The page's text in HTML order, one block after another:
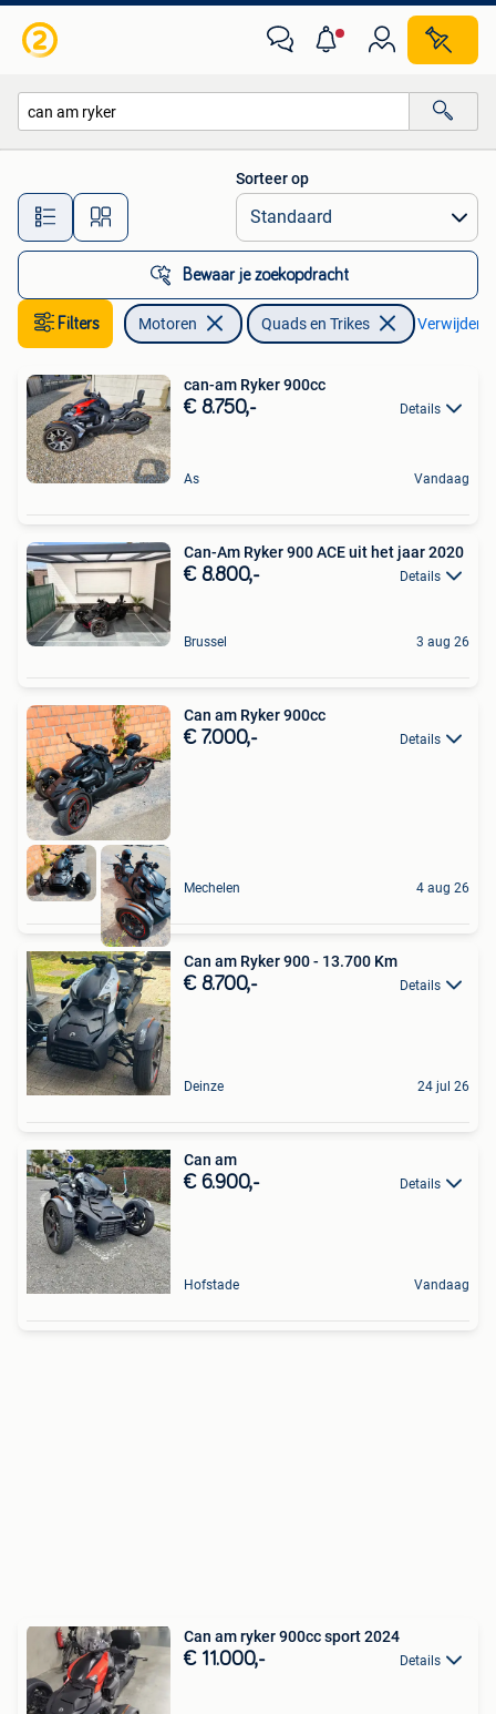
Alle afstanden…
Sorteer op
Bewaar je zoekopdracht
Filters Motoren Quads en Trikes Verwijder
can-am Ryker 900cc
€ 8.750,- Details
As Vandaag
Can-Am Ryker 900 ACE uit het jaar 2020
€ 8.800,- Details
Brussel 3 aug 26
Can am Ryker 900cc
€ 7.000,- Details
Mechelen 4 aug 26
Can am Ryker 900 - 13.700 Km
€ 8.700,- Details
Deinze 24 jul 26
Can am
€ 6.900,- Details
Hofstade Vandaag
Can am ryker 900cc sport 2024
€ 11.000,- Details